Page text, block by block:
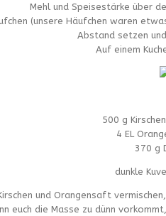
Mehl und Speisestärke über
(unsere Häufchen waren
Abstand setzen
Auf einem
500 g
4 EL
370 g
dunkle
und Orangensaft
euch die Masse zu dünn